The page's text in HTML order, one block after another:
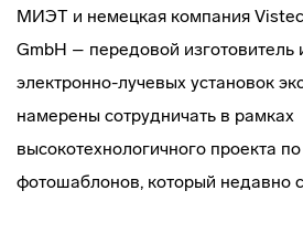
МИЭТ и немецкая компания
GmbH – передовой изготовитель
электронно-лучевых установок
намерены сотрудничать в рамках
высокотехнологичного проекта
фотошаблонов, который недавно